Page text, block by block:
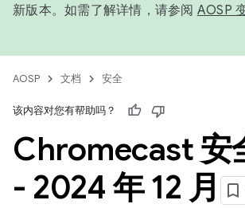
新版本。如需了解详情，请参阅 AOSP
AOSP 文档 安全
该内容对您有帮助吗？
Chromecast 安
- 2024 年 12 月